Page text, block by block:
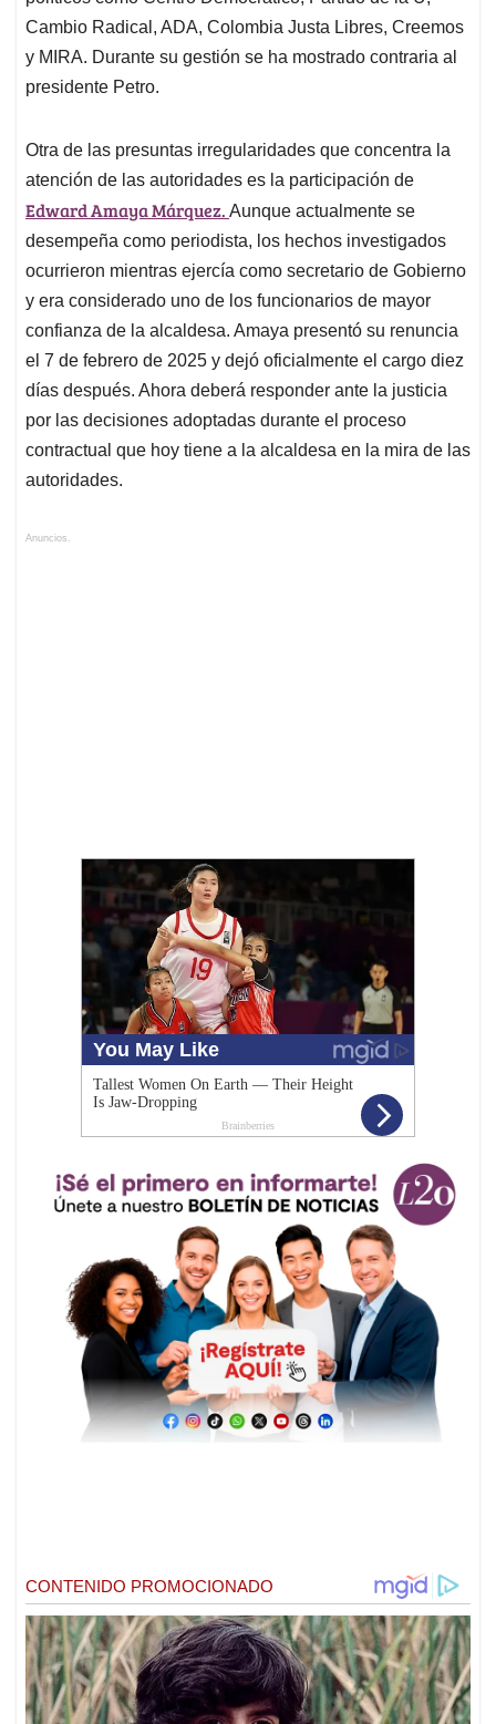
Cambio Radical, ADA, Colombia Justa Libres, Creemos
y MIRA. Durante su gestión se ha mostrado contraria al
presidente Petro.
Otra de las presuntas irregularidades que concentra la
atención de las autoridades es la participación de
Edward Amaya Márquez. Aunque actualmente se
desempeña como periodista, los hechos investigados
ocurrieron mientras ejercía como secretario de Gobierno
y era considerado uno de los funcionarios de mayor
confianza de la alcaldesa. Amaya presentó su renuncia
el 7 de febrero de 2025 y dejó oficialmente el cargo diez
días después. Ahora deberá responder ante la justicia
por las decisiones adoptadas durante el proceso
contractual que hoy tiene a la alcaldesa en la mira de las
autoridades.
Anuncios.